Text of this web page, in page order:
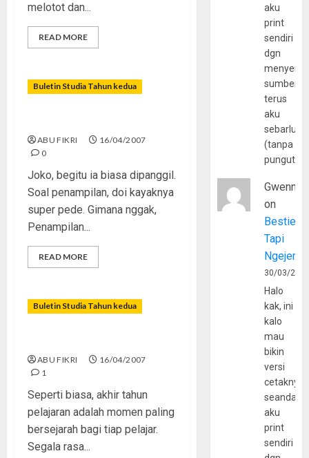
melotot dan...
READ MORE
Buletin Studia Tahun kedua
ABU FIKRI
16/04/2007
0
Joko, begitu ia biasa dipanggil.
Soal penampilan, doi kayaknya
super pede. Gimana nggak,
Penampilan...
READ MORE
Buletin Studia Tahun kedua
ABU FIKRI
16/04/2007
1
Seperti biasa, akhir tahun
pelajaran adalah momen paling
bersejarah bagi tiap pelajar.
Segala rasa...
aku
print
sendiri
dgn
sumber
terus
aku
(tanpa
Gwenny
on
Bestie
Tapi
30/03/
Halo
kak, ini
kalo
mau
bikin
versi
cetaknya
aku
print
sendiri